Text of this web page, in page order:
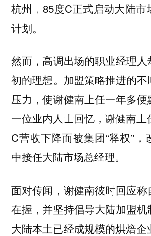
杭州，85度C正式启动大陆市
计划。
然而，高调出场的职业经理人
初的理想。加盟策略推进的
压力，使谢健南上任一年多
一位业内人士回忆，谢健南上
C营收下降而被集团“释权”，
中接任大陆市场总经理。
面对传闻，谢健南彼时回应称
在握，并坚持倡导大陆加盟
大陆本土已经成规模的烘焙企